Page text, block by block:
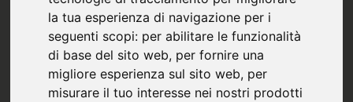
la tua esperienza di navigazione per i
seguenti scopi: per abilitare le funzionalità
di base del sito web, per fornire una
migliore esperienza sul sito web, per
misurare il tuo interesse nei nostri prodotti